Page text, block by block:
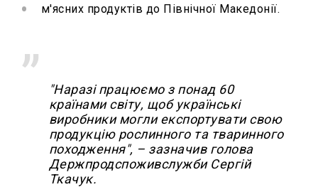
м'ясних продуктів до Північної Македонії.
"Наразі працюємо з понад 60
країнами світу, щоб українські
виробники могли експортувати свою
продукцію рослинного та тваринного
походження", – зазначив голова
Держпродспоживслужби Сергій
Ткачук.